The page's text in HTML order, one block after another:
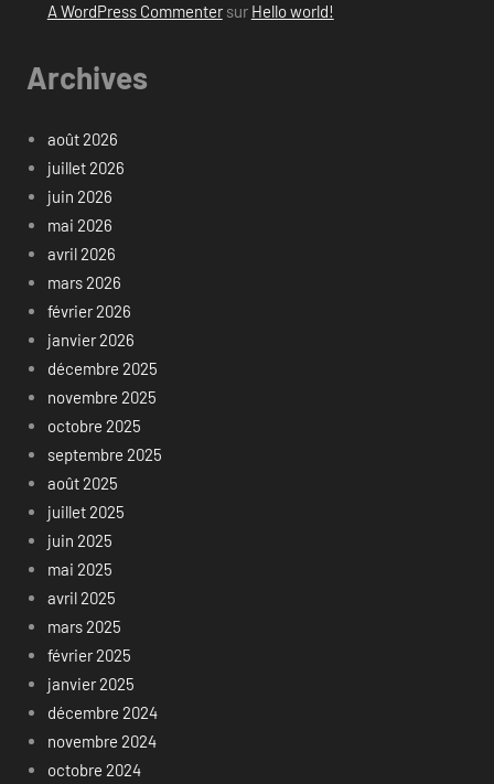
A WordPress Commentersur Hello world!
Archives
août 2026
juillet 2026
juin 2026
mai 2026
avril 2026
mars 2026
février 2026
janvier 2026
décembre 2025
novembre 2025
octobre 2025
septembre 2025
août 2025
juillet 2025
juin 2025
mai 2025
avril 2025
mars 2025
février 2025
janvier 2025
décembre 2024
novembre 2024
octobre 2024